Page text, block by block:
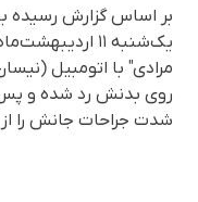
بر اساس گزارش رسیده
یک‌شنبه ۱۱
مرادی" با اتومبیل
روی بدنش رد شده و پس
شدت جراحات جانش را